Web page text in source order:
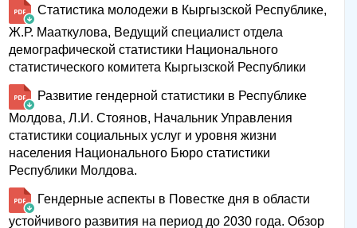
Статистика молодежи в Кыргызской Республике,
Ж.Р. Мааткулова, Ведущий специалист отдела
демографической статистики Национального
статистического комитета Кыргызской Республики
Развитие гендерной статистики в Республике
Молдова, Л.И. Стоянов, Начальник Управления
статистики социальных услуг и уровня жизни
населения Национального Бюро статистики
Республики Молдова.
Гендерные аспекты в Повестке дня в области
устойчивого развития на период до 2030 года. Обзор